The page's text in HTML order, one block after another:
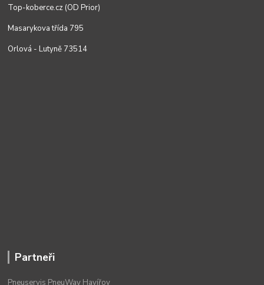
Top-koberce.cz (OD Prior)
Masarykova třída 795
Orlová - Lutyně 73514
Partneři
Pneuservis PneuWay Havířov